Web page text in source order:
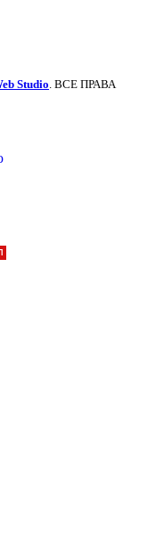
Studio . ВСЕ ПРАВА